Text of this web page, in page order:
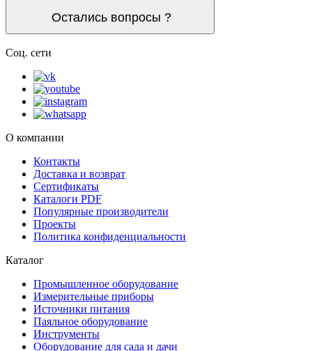
Остались вопросы ?
Соц. сети
О компании
Контакты
Доставка и возврат
Сертификаты
Каталоги PDF
Популярные производители
Проекты
Политика конфиденциальности
Каталог
Промышленное оборудование
Измерительные приборы
Источники питания
Паяльное оборудование
Инструменты
Оборудование для сада и дачи